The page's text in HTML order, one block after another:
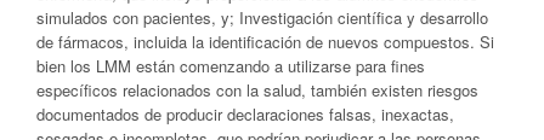
simulados con pacientes, y; Investigación científica y desarrollo
de fármacos, incluida la identificación de nuevos compuestos. Si
bien los LMM están comenzando a utilizarse para fines
específicos relacionados con la salud, también existen riesgos
documentados de producir declaraciones falsas, inexactas,